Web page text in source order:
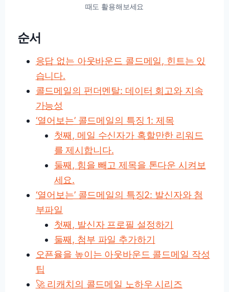
때도 활용해보세요
순서
응답 없는 아웃바운드 콜드메일, 힌트는 있
습니다.
콜드메일의 펀더멘탈: 데이터 회고와 지속
가능성
‘열어보는’ 콜드메일의 특징 1: 제목
첫째, 메일 수신자가 혹할만한 리워드
를 제시합니다.
둘째, 힘을 빼고 제목을 톤다운 시켜보
세요.
‘열어보는’ 콜드메일의 특징2: 발신자와 첨
부파일
첫째, 발신자 프로필 설정하기
둘째, 첨부 파일 추가하기
오픈율을 높이는 아웃바운드 콜드메일 작성
팁
🚀 리캐치의 콜드메일 노하우 시리즈